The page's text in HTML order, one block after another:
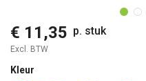
€ 11,35 p. stuk
Excl. BTW
Kleur